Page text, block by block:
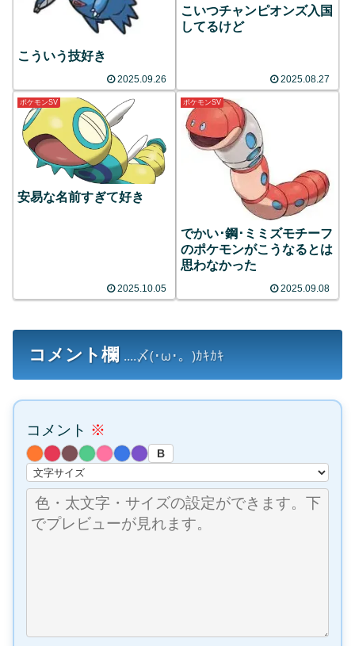
こういう技好き
2025.09.26
こいつチャンピオンズ入国
してるけど
2025.08.27
ポケモンSV
安易な名前すぎて好き
2025.10.05
ポケモンSV
でかい･鋼･ミミズモチーフ
のポケモンがこうなるとは
思わなかった
2025.09.08
コメント欄 ....〆(･ω･。)ｶｷｶｷ
コメント ※
B